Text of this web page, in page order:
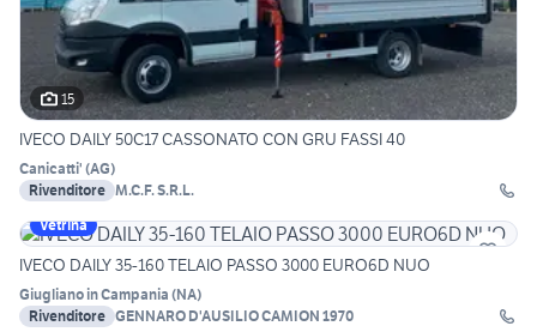
15
IVECO DAILY 50C17 CASSONATO CON GRU FASSI 40
Canicatti' (AG)
Rivenditore M.C.F. S.R.L.
Vetrina
IVECO DAILY 35-160 TELAIO PASSO 3000 EURO6D NUO
Giugliano in Campania (NA)
Rivenditore GENNARO D'AUSILIO CAMION 1970